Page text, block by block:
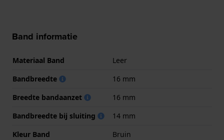
Band informatie
Materiaal Band
Leer
Bandbreedte
16 mm
Breedte bandaanzet
16 mm
Bandbreedte bij sluiting
14 mm
Kleur Band
Bruin